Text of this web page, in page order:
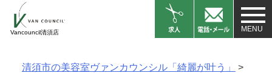
content
Vancouncil清須店
清須市の美容室ヴァンカウンシル「綺麗が叶う」
>